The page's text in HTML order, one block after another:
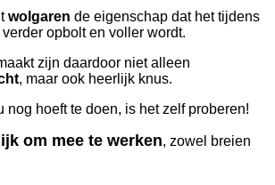
wolgaren de eigenschap dat het tijdens
opbolt en voller wordt.
zijn daardoor niet alleen
, maar ook heerlijk knus.
nog hoeft te doen, is het zelf proberen!
om mee te werken, zowel breien